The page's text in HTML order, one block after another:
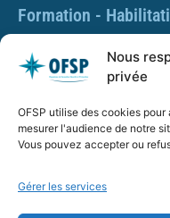
Nous
privée
OFSP utilise des cookies
mesurer l'audience de notre
Vous pouvez accepter ou
Gérer les services
Formation -
Formation - Gestes
Formation Gestes
PLAQUETTE DE